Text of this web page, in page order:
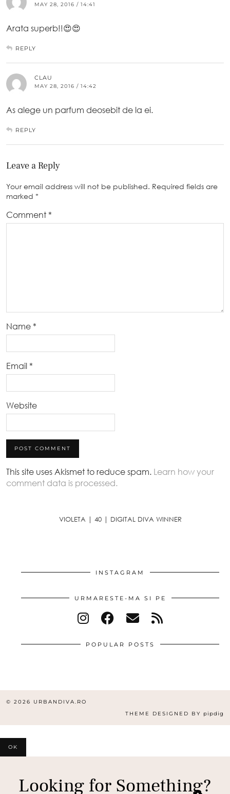
MAY 28, 2016 / 14:41
Arata superb!!😍😍
REPLY
CLAU
MAY 28, 2016 / 14:42
As alege un parfum deosebit de la ei.
REPLY
Leave a Reply
Your email address will not be published. Required fields are
marked *
Comment *
Name *
Email *
Website
This site uses Akismet to reduce spam. Learn how your
comment data is processed.
VIOLETA | 40 | DIGITAL DIVA WINNER
INSTAGRAM
URMARESTE-MA SI PE
POPULAR POSTS
© 2026 URBANDIVA.RO
THEME DESIGNED BY pipdig
OK
Looking for Something?